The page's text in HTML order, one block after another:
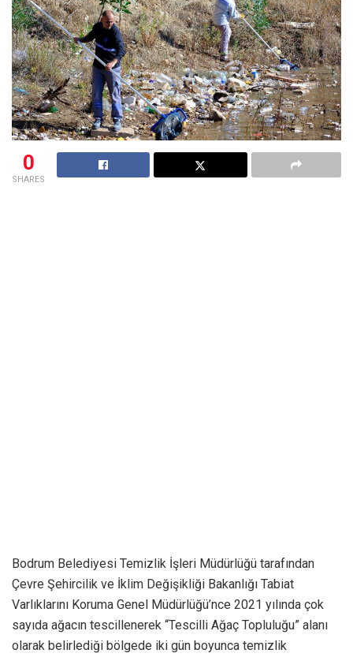
0
SHARES
Bodrum Belediyesi Temizlik İşleri Müdürlüğü tarafından
Çevre Şehircilik ve İklim Değişikliği Bakanlığı Tabiat
Varlıklarını Koruma Genel Müdürlüğü’nce 2021 yılında çok
sayıda ağacın tescillenerek “Tescilli Ağaç Topluluğu” alanı
olarak belirlediği bölgede iki gün boyunca temizlik